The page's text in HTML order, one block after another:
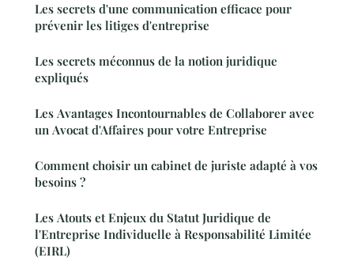
Les secrets d'une communication efficace pour
prévenir les litiges d'entreprise
Les secrets méconnus de la notion juridique
expliqués
Les Avantages Incontournables de Collaborer avec
un Avocat d'Affaires pour votre Entreprise
Comment choisir un cabinet de juriste adapté à vos
besoins ?
Les Atouts et Enjeux du Statut Juridique de
l'Entreprise Individuelle à Responsabilité Limitée
(EIRL)